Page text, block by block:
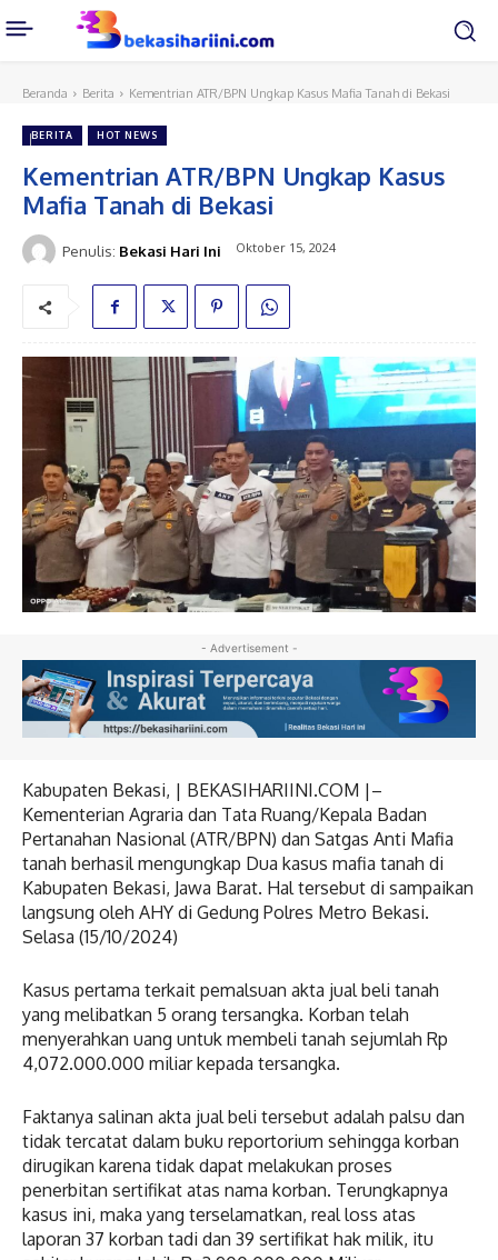
Beranda Berita Kementrian ATR/BPN Ungkap Kasus Mafia Tanah di Bekasi
BERITA HOT NEWS
Kementrian ATR/BPN Ungkap Kasus
Mafia Tanah di Bekasi
Penulis: Bekasi Hari Ini Oktober 15, 2024
- Advertisement -
Kabupaten Bekasi, | BEKASIHARIINI.COM |–
Kementerian Agraria dan Tata Ruang/Kepala Badan
Pertanahan Nasional (ATR/BPN) dan Satgas Anti Mafia
tanah berhasil mengungkap Dua kasus mafia tanah di
Kabupaten Bekasi, Jawa Barat. Hal tersebut di sampaikan
langsung oleh AHY di Gedung Polres Metro Bekasi.
Selasa (15/10/2024)
Kasus pertama terkait pemalsuan akta jual beli tanah
yang melibatkan 5 orang tersangka. Korban telah
menyerahkan uang untuk membeli tanah sejumlah Rp
4,072.000.000 miliar kepada tersangka.
Faktanya salinan akta jual beli tersebut adalah palsu dan
tidak tercatat dalam buku reportorium sehingga korban
dirugikan karena tidak dapat melakukan proses
penerbitan sertifikat atas nama korban. Terungkapnya
kasus ini, maka yang terselamatkan, real loss atas
laporan 37 korban tadi dan 39 sertifikat hak milik, itu